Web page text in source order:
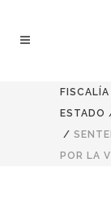
ESTADO
/
POR LA